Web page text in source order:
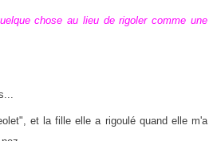
chose au lieu de rigoler comme une
et la fille elle a rigoulé quand elle m'a